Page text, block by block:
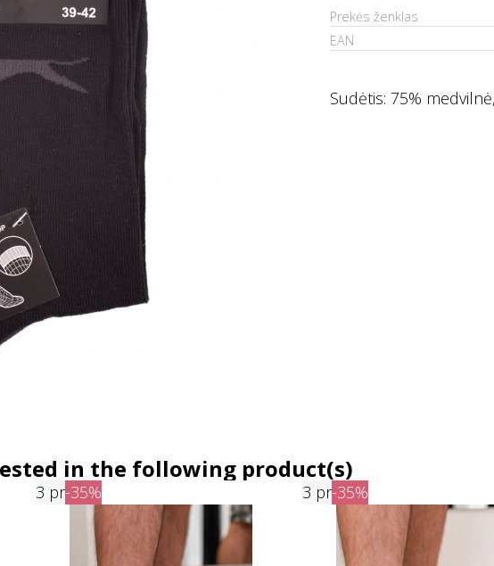
Prekės ženklas
EAN
Sudėtis: 75%
in the following product(s)
3 pr-35% 3 pr-35%